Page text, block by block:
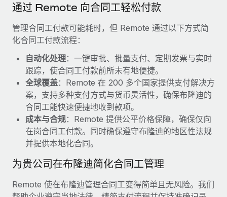
通过 Remote 向合同工轻松付款
管理合同工付款可能耗时，但 Remote 通过以下方式简
化合同工付款流程：
自动化处理：一键审批、批量支付、定期发票与实时
跟踪，使合同工付款前所未有地便捷。
全球覆盖：Remote 在 200 多个国家提供支付解决方
案，支持多种支付方式与货币灵活性，确保布隆迪的
合同工能快速便捷地收到款项。
成本与合规：Remote 提供公平价格保障，确保仅向
在岗合同工付款。同时确保遵守布隆迪的地区性法规
并提供本地化合同。
为贵公司在布隆迪简化合同工管理
Remote 使在布隆迪管理合同工变得简单且无风险。我们